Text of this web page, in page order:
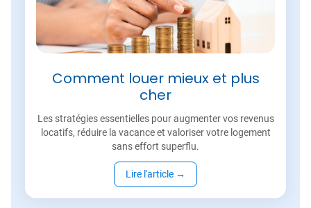
Comment louer mieux et plus
cher
Les stratégies essentielles pour augmenter vos revenus
locatifs, réduire la vacance et valoriser votre logement
sans effort superflu.
Lire l'article →